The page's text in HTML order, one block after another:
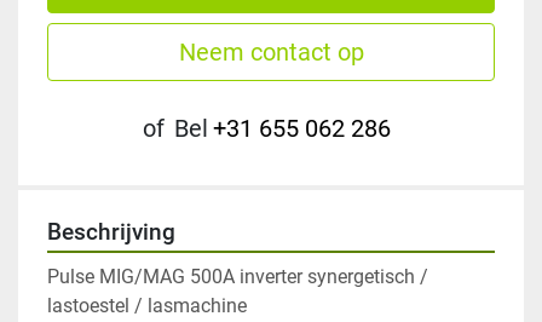
Neem contact op
of Bel +31 655 062 286
Beschrijving
Pulse MIG/MAG 500A inverter synergetisch /